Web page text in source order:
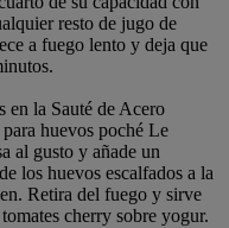
resto de jugo de
a fuego lento y deja que
en la Sauté de Acero
huevos poché Le
al gusto y añade un
los huevos escalfados a la
Retira del fuego y sirve
cherry sobre yogur.